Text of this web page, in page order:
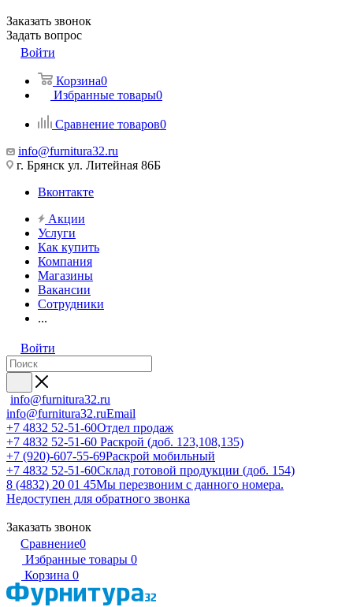
Заказать звонок
Задать вопрос
Войти
Корзина0
Избранные товары0
Сравнение товаров0
info@furnitura32.ru
г. Брянск ул. Литейная 86Б
Вконтакте
Акции
Услуги
Как купить
Компания
Магазины
Вакансии
Сотрудники
...
Войти
info@furnitura32.ru
info@furnitura32.ruEmail
+7 4832 52-51-60Отдел продаж
+7 4832 52-51-60 Раскрой (доб. 123,108,135)
+7 (920)-607-55-69Раскрой мобильный
+7 4832 52-51-60Склад готовой продукции (доб. 154)
8 (4832) 20 01 45Мы перезвоним с данного номера.
Недоступен для обратного звонка
Заказать звонок
Сравнение0
Избранные товары 0
Корзина 0